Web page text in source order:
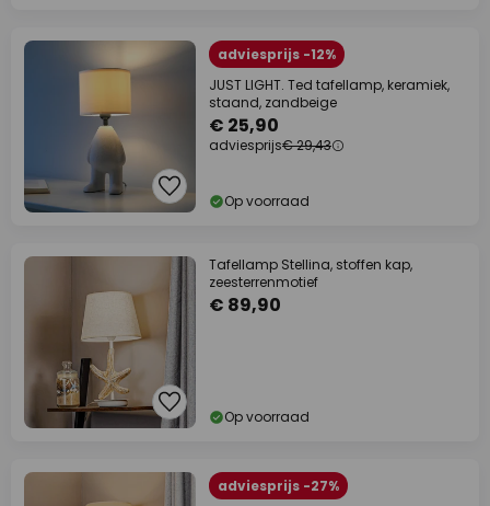
adviesprijs -12%
JUST LIGHT. Ted tafellamp, keramiek,
staand, zandbeige
€ 25,90
adviesprijs€ 29,43
Op voorraad
Tafellamp Stellina, stoffen kap,
zeesterrenmotief
€ 89,90
Op voorraad
adviesprijs -27%